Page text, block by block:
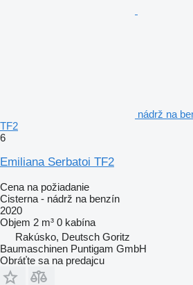
nádrž na
TF2
6
Emiliana Serbatoi TF2
Cena na požiadanie
Cisterna - nádrž na benzín
2020
Objem 2 m³ 0 kabína
Rakúsko, Deutsch Goritz
Baumaschinen Puntigam GmbH
Obráťte sa na predajcu